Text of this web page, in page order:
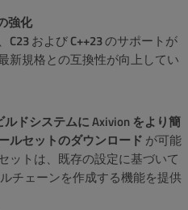
強化
C23およびC++23のサポートが
新規格との互換性が向上してい
ルドシステムに Axivion をより簡
ルセットのダウンロード が可能
ットは、既存の設定に基づいて
チェーンを作成する機能を提供